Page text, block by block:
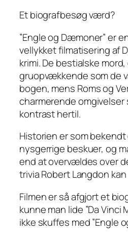
Et biografbesøg værd?
”Engle og Dæmoner” er
vellykket filmatisering af
krimi. De bestialske
gruopvækkende som de
bogen, mens Roms og
charmerende omgivelser
kontrast hertil.
Historien er som
nysgerrige beskuer, og
end at overvældes over
trivia Robert Langdon
Filmen er så afgjort et
kunne man lide ”Da Vinci
ikke skuffes med ”Engle